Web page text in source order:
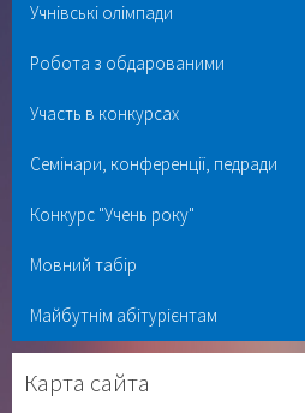
Учнівські олімпади
Робота з обдарованими
Участь в конкурсах
Семінари, конференції, педради
Конкурс "Учень року"
Мовний табір
Майбутнім абітурієнтам
Карта сайта